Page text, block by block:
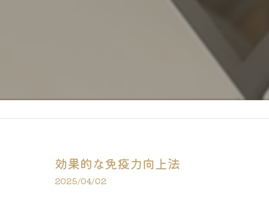
効果的な免疫力向上法
2025/04/02